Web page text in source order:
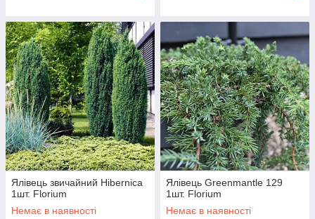
Ялівець звичайний Hibernica
1шт. Florium
Немає в наявності
Ялівець Greenmantle 129
1шт. Florium
Немає в наявності